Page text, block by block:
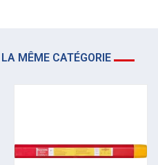
MÊME CATÉGORIE